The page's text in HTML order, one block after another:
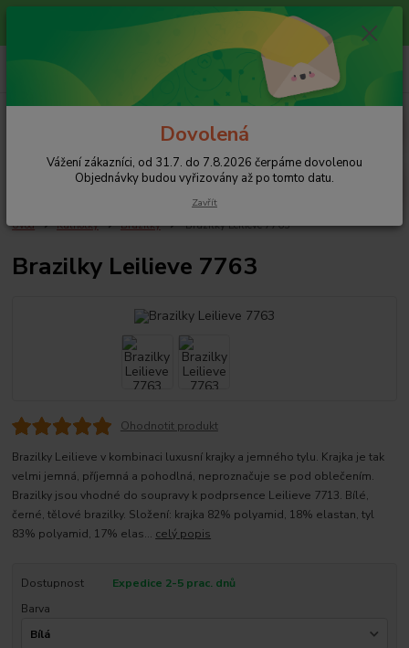
Vážení zákazníci, od 31.7. do 7.8.2026 čerpáme dovolenou
Objednávky budou vyřizovány až po tomto datu.
+420 608 754 282
pište email, pokud nezvedám tel.
Úvod Kalhotky Brazilky Brazilky Leilieve 7763
Brazilky Leilieve 7763
Ohodnotit produkt
Brazilky Leilieve v kombinaci luxusní krajky a jemného tylu. Krajka je tak
velmi jemná, příjemná a pohodlná, neproznačuje se pod oblečením.
Brazilky jsou vhodné do soupravy k podprsence Leilieve 7713. Bílé,
černé, tělové brazilky. Složení: krajka 82% polyamid, 18% elastan, tyl
83% polyamid, 17% elas... celý popis
Dostupnost
Expedice 2-5 prac. dnů
Barva
Dovolená
Vážení zákazníci, od 31.7. do 7.8.2026 čerpáme dovolenou
Objednávky budou vyřizovány až po tomto datu.
Zavřít